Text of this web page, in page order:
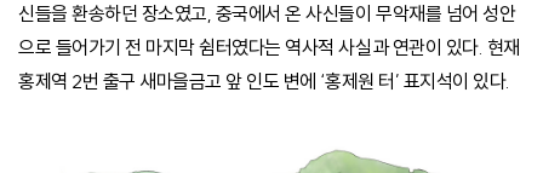
신들을 환송하던 장소였고, 중국에서 온 사신들이 무악재를 넘어 성안
으로 들어가기 전 마지막 쉼터였다는 역사적 사실과 연관이 있다. 현재
홍제역 2번 출구 새마을금고 앞 인도 변에 ‘홍제원 터’ 표지석이 있다.